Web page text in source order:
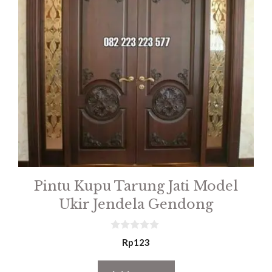
Pintu Kupu Tarung Jati Model
Ukir Jendela Gendong
Rp123